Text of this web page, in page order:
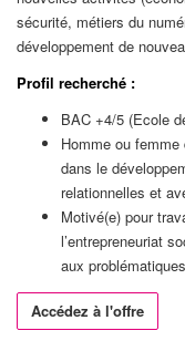
sécurité, métiers du
développement de
Profil recherché :
BAC +4/5 (Ecole
Homme ou
dans le
relationnelles et
Motivé(e) pour
l’entrepreneuriat
aux
Accédez à l'offre